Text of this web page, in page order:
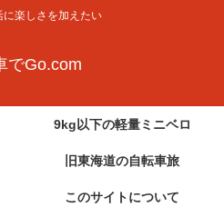
に楽しさを加えたい
でGo.com
9kg以下の軽量ミニベロ
旧東海道の自転車旅
このサイトについて